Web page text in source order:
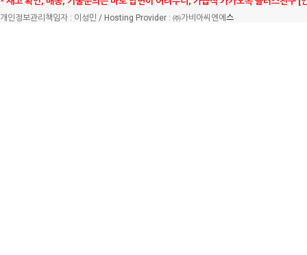
개인정보관리책임자 : 이성민 / Hosting Provider : ㈜가비아씨엔에 스